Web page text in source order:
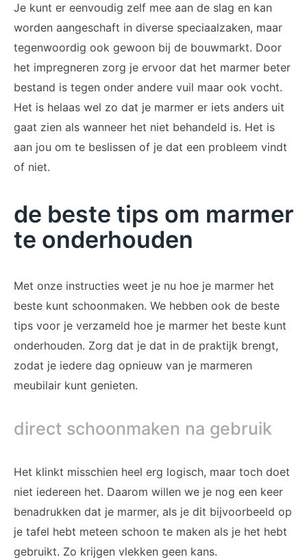
Je kunt er eenvoudig zelf mee aan de slag en kan
worden aangeschaft in diverse speciaalzaken, maar
tegenwoordig ook gewoon bij de bouwmarkt. Door
het impregneren zorg je ervoor dat het marmer beter
bestand is tegen onder andere vuil maar ook vocht.
Het is helaas wel zo dat je marmer er iets anders uit
gaat zien als wanneer het niet behandeld is. Het is
aan jou om te beslissen of je dat een probleem vindt
of niet.
de beste tips om marmer
te onderhouden
Met onze instructies weet je nu hoe je marmer het
beste kunt schoonmaken. We hebben ook de beste
tips voor je verzameld hoe je marmer het beste kunt
onderhouden. Zorg dat je dat in de praktijk brengt,
zodat je iedere dag opnieuw van je marmeren
meubilair kunt genieten.
direct schoonmaken na gebruik
Het klinkt misschien heel erg logisch, maar toch doet
niet iedereen het. Daarom willen we je nog een keer
benadrukken dat je marmer, als je dit bijvoorbeeld op
je tafel hebt meteen schoon te maken als je het hebt
gebruikt. Zo krijgen vlekken geen kans.